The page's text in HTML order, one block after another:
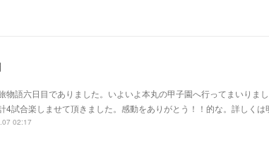
物語六日目でありました。いよいよ本丸の甲子園へ行ってまいりま
4試合楽しませて頂きました。感動をありがとう！！的な。詳しく
02:17